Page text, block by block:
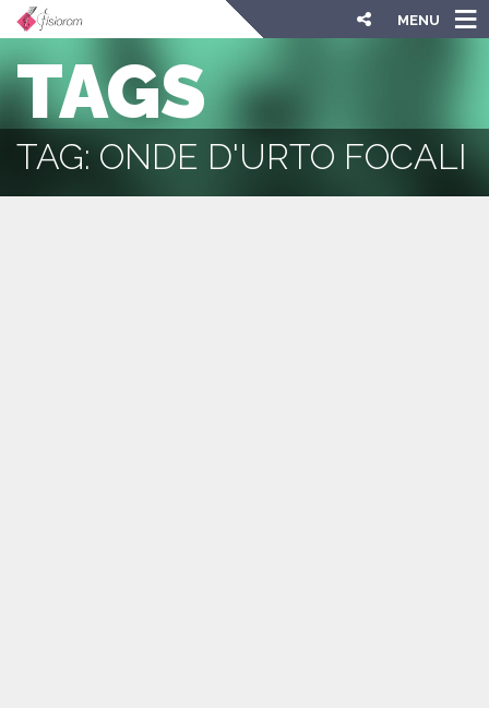
MENU
TAGS
TAG: ONDE D'URTO FOCALI